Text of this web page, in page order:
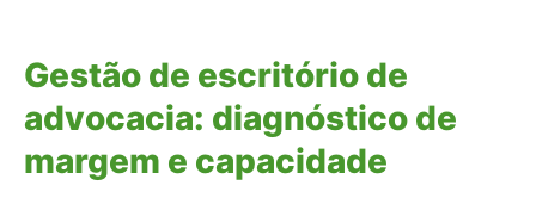
Gestão de escritório de
advocacia: diagnóstico de
margem e capacidade